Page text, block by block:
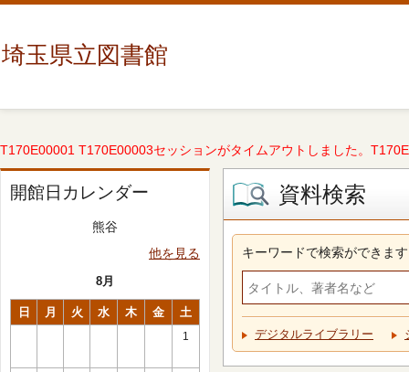
埼玉県立図書館
T170E00001 T170E00003セッションがタイムアウトしました。
開館日カレンダー
熊谷
他を見る
8月
日 月 火 水 木 金 土
1
資料検索
キーワードで検索ができます
デジタルライブラリー